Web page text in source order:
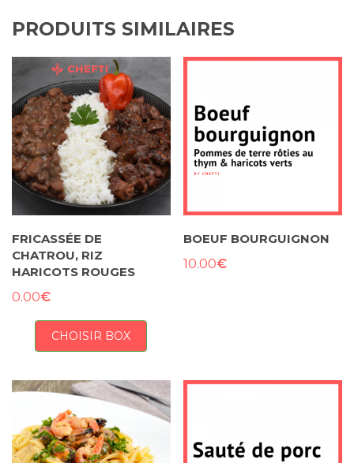
PRODUITS SIMILAIRES
FRICASSÉE DE
CHATROU, RIZ
HARICOTS ROUGES
0.00€
CHOISIR BOX
BOEUF BOURGUIGNON
10.00€